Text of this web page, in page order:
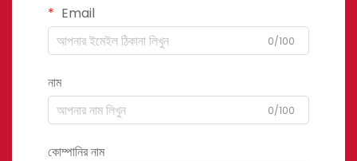
Email
0/100
নাম
0/100
কোম্পানির নাম